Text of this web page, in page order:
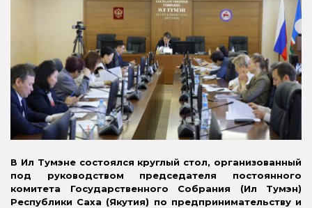
В Ил Тумэне состоялся круглый стол, организованный
под руководством председателя постоянного
комитета Государственного Собрания (Ил Тумэн)
Республики Саха (Якутия) по предпринимательству и